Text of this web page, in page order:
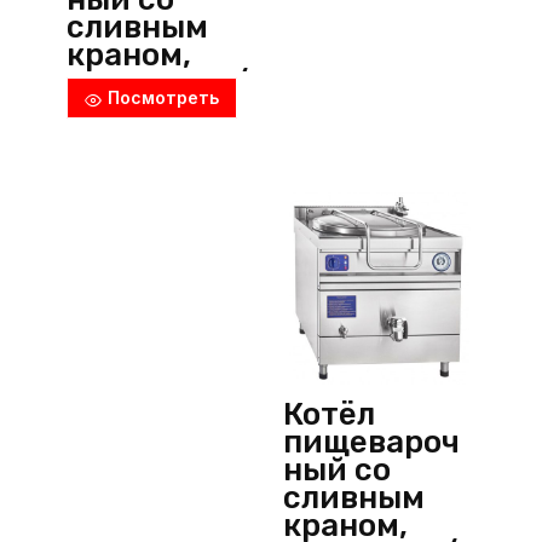
сливным
краном,
КПЭМ-200/
9Т, Abat
Посмотреть
Котёл
пищевароч
ный со
сливным
краном,